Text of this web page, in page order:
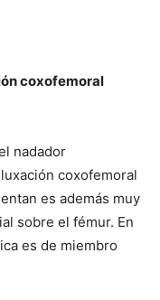
coxofemoral
nadador
coxofemoral
es además muy
sobre el fémur. En
es de miembro